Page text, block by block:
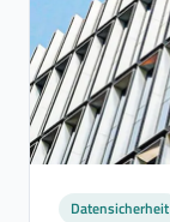
Datensicherheit